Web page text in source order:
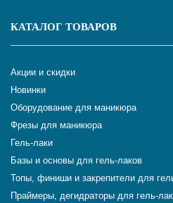
КАТАЛОГ ТОВАРОВ
Акции и скидки
Новинки
Оборудование для маникюра
Фрезы для маникюра
Гель-лаки
Базы и основы для гель-лаков
Топы, финиши и закрепители для
Праймеры, дегидраторы для гель-